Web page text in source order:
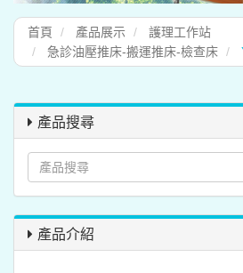
首頁 產品展示
護理工作站
急診油壓推床-搬運推床-檢查床
產品搜尋
產品介紹